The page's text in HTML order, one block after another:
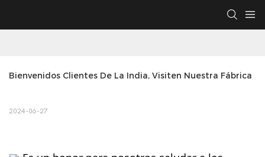
Bienvenidos Clientes De La India, Visiten Nuestra Fábrica
2024-06-27